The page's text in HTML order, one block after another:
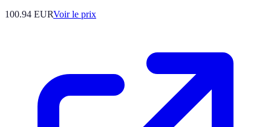
100.94 EURVoir le prix